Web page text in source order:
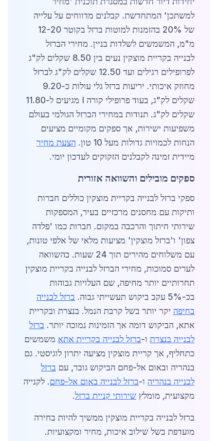
למשתכן' המתחדשת. קבלנים מדווחים על עלייה
של 20% בהזמנות למוטות ברזל בקוטר 12-20
מ"מ, המשמשים לשלדות בניין. מחירי הברזל
לבנייה בקריית מוצקין נעים בין 8.50 שקלים לק"ג
לפרופילים רגילים ועד 12.50 שקלים לק"ג לברזל
מחוזק איכותי. יריעות ברזל גלי עולות כ-9.20
שקלים לק"ג, בעוד פרופילי קורה I מגיעים ל-11.80
שקלים לק"ג. תנודות במחירי הברזל הגולמי בעולם
משפיעות ישירות, אך ספקים מקומיים מציעים
הנחות לכמויות גדולות מעל 10 טון.
הצעת מחיר
מיידית זמינה לקבלנים הזקוקים לעדכון יומי.
ספקים מובילים והשוואה אזורית
ספקי ברזל לבנייה בקריית מוצקין כוללים חברות
ותיקות עם מחסנים מרכזיים בעיר, המספקות
שירותי חיתוך והרכבה במקום. חברות כמו 'פלדה
צפון' ו'ברזל מוצקין' מציעות מלאי של אלפי טונות,
עם משלוחים מהירים תוך 24 שעות. בהשוואה
לערים סמוכות, מחירי הברזל לבנייה בקריית מוצקין
תחרותיים יותר מחיפה, שם העלויות גבוהות
בכ-5% עקב ביקוש תעשייתי גבוה.
ברזל לבנייה
בחיפה יקר יותר בשל קרבת הנמל. בנצרת ובקריית
אתא, הביקוש דומה אך הזמינות נמוכה יותר. ברזל
לבנייה בנצרת ו-ברזל לבנייה בקריית אתא משמשים
כתחליף, אך קריית מוצקין מציעה יתרון לוגיסטי. גם
בנהריה ובאום אל-פחם הביקוש גובר, עם ברזל
לבנייה בנהריה ו-ברזל לבנייה באום אל-פחם. לקנייה
מקצועית, מומלץ שירותי קניית ברזל.
ברזל לבנייה בקריית מוצקין ממשיך להיות בחירה
מועדפת בשל שילוב איכות, מחיר ומקצועיות.